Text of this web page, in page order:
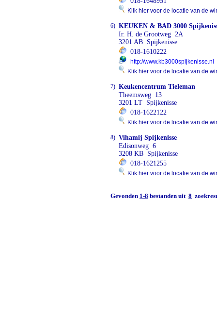
Klik hier voor de locatie van de
6) KEUKEN & BAD 3000
Ir. H. de Grootweg 2A
3201 AB Spijkenisse
018-1610222
http://www.kb3000spijkenisse.nl
Klik hier voor de locatie van de
7) Keukencentrum Tieleman
Theemsweg 13
3201 LT Spijkenisse
018-1622122
Klik hier voor de locatie van de
8) Vihamij Spijkenisse
Edisonweg 6
3208 KB Spijkenisse
018-1621255
Klik hier voor de locatie van de
Gevonden 1-8 bestanden uit 8